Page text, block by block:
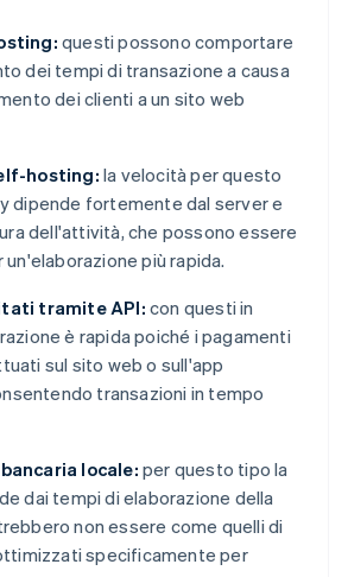
questi possono comportare
dei tempi di transazione a causa
dei clienti a un sito web
hosting:la velocità per questo
dipende fortemente dal server e
dell'attività, che possono essere
più rapida.
tramite API:con questi in
è rapida poiché i pagamenti
sul sito web o sull'app
transazioni in tempo
locale: per questo tipo la
dai tempi di elaborazione della
non essere come quelli di
specificamente per